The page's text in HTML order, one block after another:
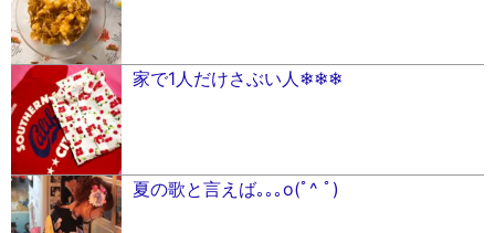
家で1人だけさぶい人❄︎❄︎❄︎
夏の歌と言えば｡｡｡o(ﾟ^ ﾟ)